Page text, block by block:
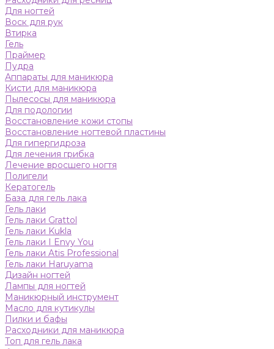
Для ногтей
Воск для рук
Втирка
Гель
Праймер
Пудра
Аппараты для маникюра
Кисти для маникюра
Пылесосы для маникюра
Для подологии
Восстановление кожи стопы
Восстановление ногтевой пластины
Для гипергидроза
Для лечения грибка
Лечение вросшего ногтя
Полигели
Кератогель
База для гель лака
Гель лаки
Гель лаки Grattol
Гель лаки Kukla
Гель лаки I Envy You
Гель лаки Atis Professional
Гель лаки Haruyama
Дизайн ногтей
Лампы для ногтей
Маникюрный инструмент
Масло для кутикулы
Пилки и бафы
Расходники для маникюра
Топ для гель лака